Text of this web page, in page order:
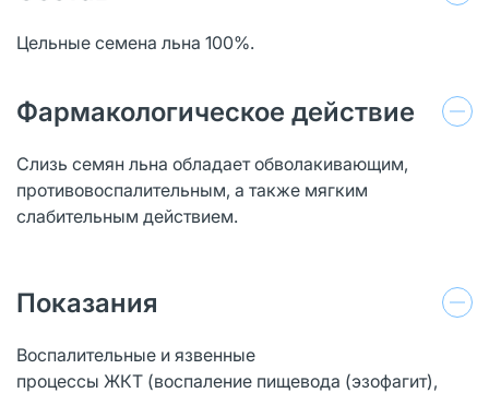
Цельные семена льна 100%.
Фармакологическое действие
Слизь семян льна обладает обволакивающим,
противовоспалительным, а также мягким
слабительным действием.
Показания
Воспалительные и язвенные
процессы ЖКТ (воспаление пищевода (эзофагит),